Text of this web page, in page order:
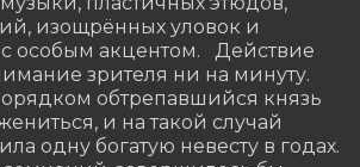
изощрённых уловок и
особым акцентом.   Действие
зрителя ни на минуту.
обтрепавшийся князь
и на такой случай
одну богатую невесту в годах.